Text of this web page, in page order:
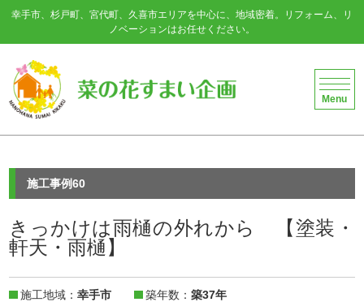
幸手市、杉戸町、宮代町、久喜市エリアを中心に、地域密着。リフォーム、リ
ノベーションはお任せください。
Menu
施工事例60
きっかけは雨樋の外れから 【塗装・
軒天・雨樋】
施工地域 幸手市 築年数
築37年